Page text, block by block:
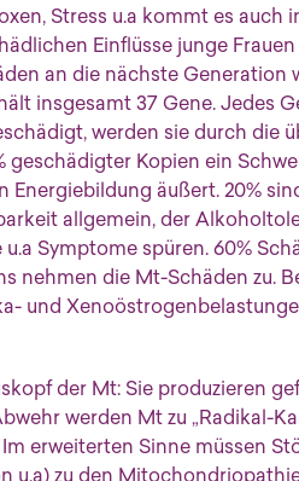
Stress u.a kommt es auch
Einflüsse junge
an die nächste Generation
insgesamt 37 Gene. Jedes
werden sie durch die
Kopien ein
äußert. 20%
allgemein, der
Symptome spüren. 60%
nehmen die Mt-Schäden zu.
und
der Mt: Sie produzieren
werden Mt zu „Radikal-
erweiterten Sinne müssen
u.a) zu den